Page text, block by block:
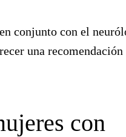
conjunto con el
una recomendación
con